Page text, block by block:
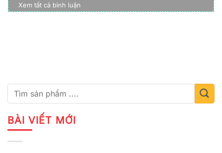
BÀI VIẾT MỚI
Xem tất cả bình luận